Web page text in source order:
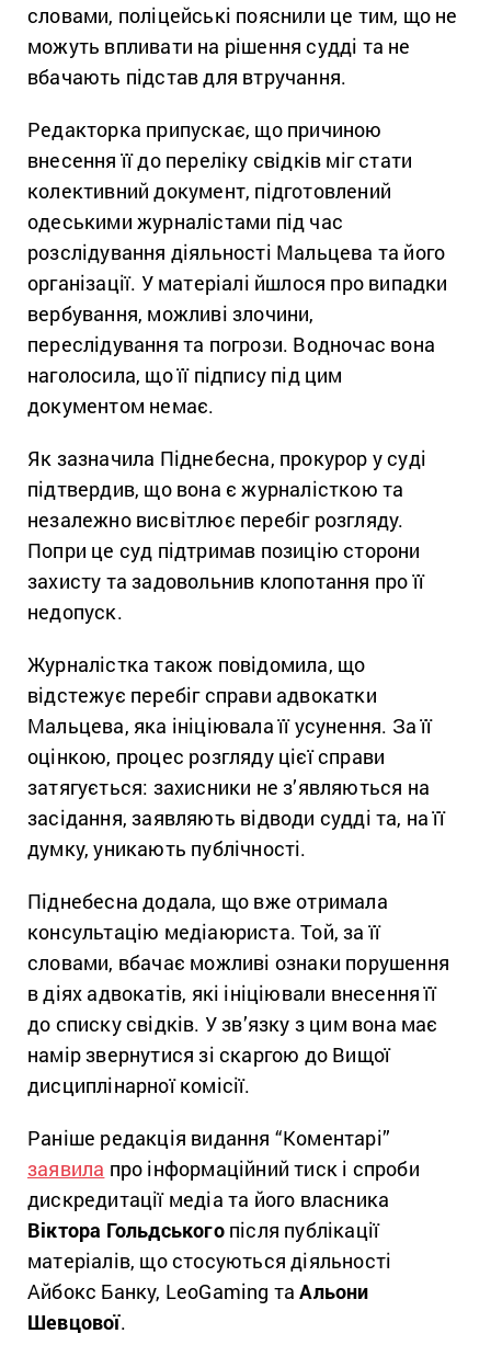
словами, поліцейські пояснили це тим, що не
можуть впливати на рішення судді та не
вбачають підстав для втручання.
Редакторка припускає, що причиною
внесення її до переліку свідків міг стати
колективний документ, підготовлений
одеськими журналістами під час
розслідування діяльності Мальцева та його
організації. У матеріалі йшлося про випадки
вербування, можливі злочини,
переслідування та погрози. Водночас вона
наголосила, що її підпису під цим
документом немає.
Як зазначила Піднебесна, прокурор у суді
підтвердив, що вона є журналісткою та
незалежно висвітлює перебіг розгляду.
Попри це суд підтримав позицію сторони
захисту та задовольнив клопотання про її
недопуск.
Журналістка також повідомила, що
відстежує перебіг справи адвокатки
Мальцева, яка ініціювала її усунення. За її
оцінкою, процес розгляду цієї справи
затягується: захисники не з’являються на
засідання, заявляють відводи судді та, на її
думку, уникають публічності.
Піднебесна додала, що вже отримала
консультацію медіаюриста. Той, за її
словами, вбачає можливі ознаки порушення
в діях адвокатів, які ініціювали внесення її
до списку свідків. У зв’язку з цим вона має
намір звернутися зі скаргою до Вищої
дисциплінарної комісії.
Раніше редакція видання “Коментарі”
заявила про інформаційний тиск і спроби
дискредитації медіа та його власника
Віктора Гольдськогопісля публікації
матеріалів, що стосуються діяльності
Айбокс Банку, LeoGaming таАльони
Шевцової.